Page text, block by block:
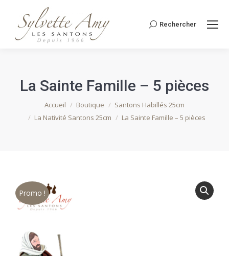
Recherche
Rechercher
La Sainte Famille – 5 pièces
Vous êtes ici :
Accueil Boutique
Santons Habillés 25cm
La Nativité Santons 25cm
La Sainte Famille – 5 pièces
Promo !